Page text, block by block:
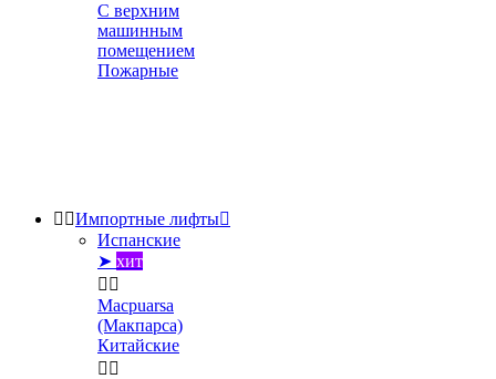
С верхним
машинным
помещением
Пожарные
 Импортные лифты
Испанские
➤ хит
 
Macpuarsa
(Макпарса)
Китайские
 